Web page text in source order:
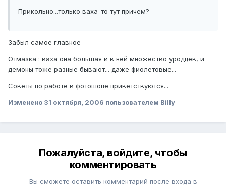
Прикольно...только ваха-то тут причем?
Забыл самое главное
Отмазка : ваха она большая и в ней множество уродцев, и
демоны тоже разные бывают... даже фиолетовые...
Советы по работе в фотошопе приветствуются...
Изменено 31 октября, 2006 пользователем Billy
Пожалуйста, войдите, чтобы
комментировать
Вы сможете оставить комментарий после входа в